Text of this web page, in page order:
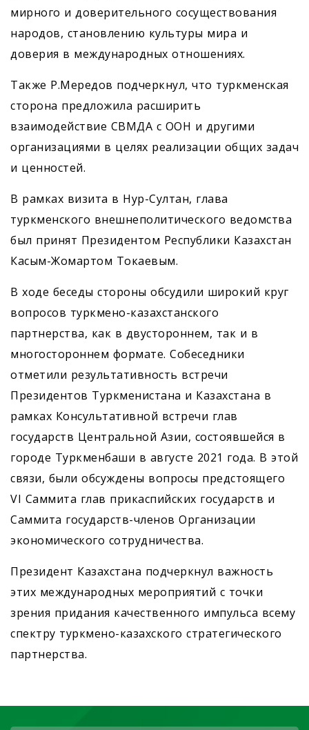
мирного и доверительного сосуществования
народов, становлению культуры мира и
доверия в международных отношениях.
Также Р.Мередов подчеркнул, что туркменская
сторона предложила расширить
взаимодействие СВМДА с ООН и другими
организациями в целях реализации общих задач
и ценностей.
В рамках визита в Нур-Султан, глава
туркменского внешнеполитического ведомства
был принят Президентом Республики Казахстан
Касым-Жомартом Токаевым.
В ходе беседы стороны обсудили широкий круг
вопросов туркмено-казахстанского
партнерства, как в двустороннем, так и в
многостороннем формате. Собеседники
отметили результативность встречи
Президентов Туркменистана и Казахстана в
рамках Консультативной встречи глав
государств Центральной Азии, состоявшейся в
городе Туркменбаши в августе 2021 года. В этой
связи, были обсуждены вопросы предстоящего
VI Саммита глав прикаспийских государств и
Саммита государств-членов Организации
экономического сотрудничества.
Президент Казахстана подчеркнул важность
этих международных мероприятий с точки
зрения придания качественного импульса всему
спектру туркмено-казахского стратегического
партнерства.